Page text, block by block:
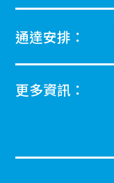
通達安排：
更多資訊：